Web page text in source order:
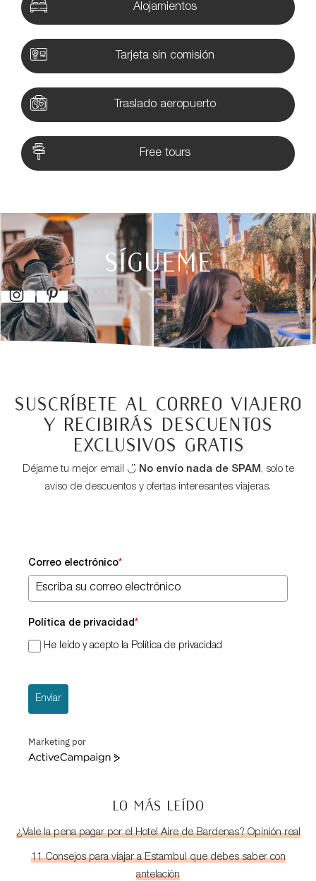
Alojamientos
Tarjeta sin comisión
Traslado aeropuerto
Free tours
SÍGUEME
Suscríbete al correo viajero
y recibirás descuentos
exclusivos GRATIS
Déjame tu mejor email ◡̈ No envío nada de SPAM, solo te
aviso de descuentos y ofertas interesantes viajeras.
Correo electrónico*
Política de privacidad*
He leído y acepto la Política de privacidad
Enviar
Marketing por
ActiveCampaign
LO MÁS LEÍDO
¿Vale la pena pagar por el Hotel Aire de Bardenas? Opinión real
11 Consejos para viajar a Estambul que debes saber con
antelación